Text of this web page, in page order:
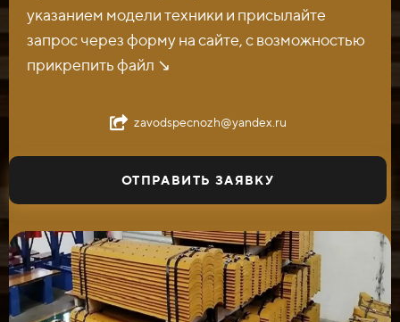
указанием модели техники и присылайте
запрос через форму на сайте, с возможностью
прикрепить файл ↘️
zavodspecnozh@yandex.ru
ОТПРАВИТЬ ЗАЯВКУ